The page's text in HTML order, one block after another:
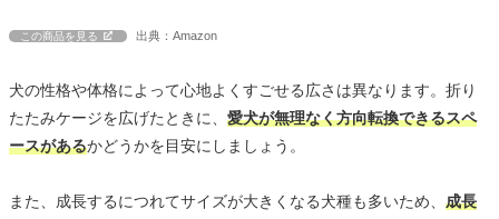
この商品を見る 出典：Amazon
犬の性格や体格によって心地よくすごせる広さは異なります。折り
たたみケージを広げたときに、 愛犬が無理なく方向転換できるスペ
ースがあるかどうかを目安にしましょう。
また、成長するにつれてサイズが大きくなる犬種も多いため、 成長